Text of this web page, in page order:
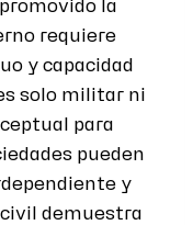
la
requiere
y capacidad
solo militar ni
para
pueden
y
demuestra